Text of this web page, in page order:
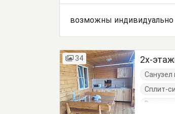
возможны индивидуально
34 2х-
Сплит-
Вешалка